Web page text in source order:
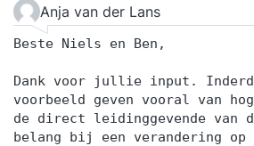
Anja van der Lans
Beste Niels en Ben,
Dank voor jullie input.
voorbeeld geven vooral van
de direct leidinggevende van
belang bij een verandering op